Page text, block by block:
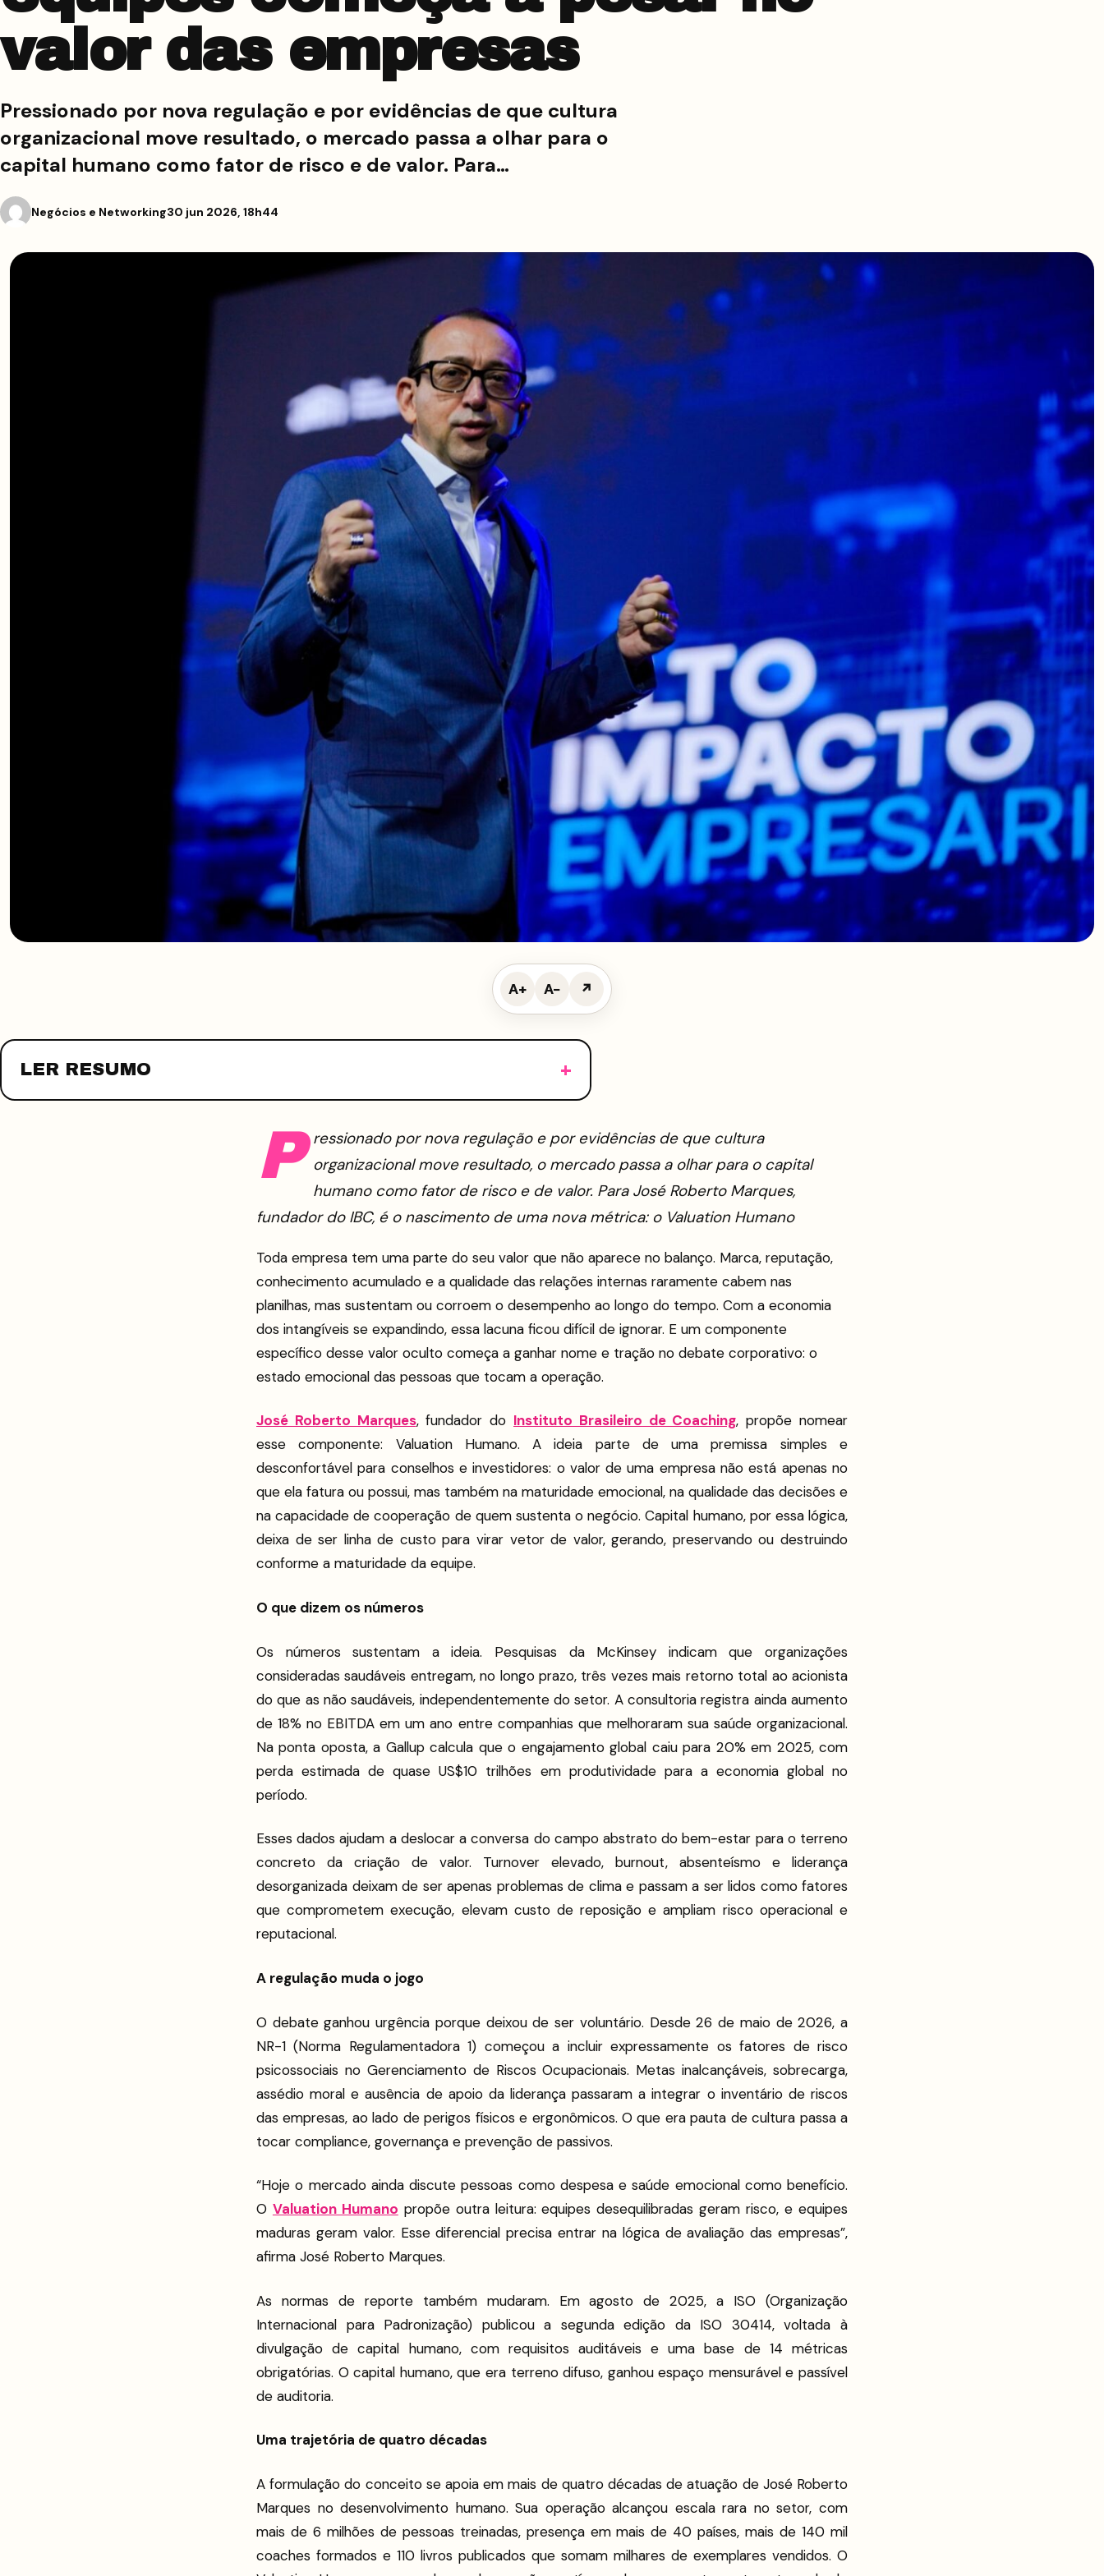
valor das empresas
Pressionado por nova regulação e por evidências de que cultura
organizacional move resultado, o mercado passa a olhar para o
capital humano como fator de risco e de valor. Para…
Negócios e Networking30 jun 2026, 18h44
A+ A− ↗
LER RESUMO
P ressionado por nova regulação e por evidências de que cultura
organizacional move resultado, o mercado passa a olhar para o capital
humano como fator de risco e de valor. Para José Roberto Marques,
fundador do IBC, é o nascimento de uma nova métrica: o Valuation Humano
Toda empresa tem uma parte do seu valor que não aparece no balanço. Marca, reputação,
conhecimento acumulado e a qualidade das relações internas raramente cabem nas
planilhas, mas sustentam ou corroem o desempenho ao longo do tempo. Com a economia
dos intangíveis se expandindo, essa lacuna ficou difícil de ignorar. E um componente
específico desse valor oculto começa a ganhar nome e tração no debate corporativo: o
estado emocional das pessoas que tocam a operação.
José Roberto Marques, fundador do Instituto Brasileiro de Coaching, propõe nomear
esse componente: Valuation Humano. A ideia parte de uma premissa simples e
desconfortável para conselhos e investidores: o valor de uma empresa não está apenas no
que ela fatura ou possui, mas também na maturidade emocional, na qualidade das decisões e
na capacidade de cooperação de quem sustenta o negócio. Capital humano, por essa lógica,
deixa de ser linha de custo para virar vetor de valor, gerando, preservando ou destruindo
conforme a maturidade da equipe.
O que dizem os números
Os números sustentam a ideia. Pesquisas da McKinsey indicam que organizações
consideradas saudáveis entregam, no longo prazo, três vezes mais retorno total ao acionista
do que as não saudáveis, independentemente do setor. A consultoria registra ainda aumento
de 18% no EBITDA em um ano entre companhias que melhoraram sua saúde organizacional.
Na ponta oposta, a Gallup calcula que o engajamento global caiu para 20% em 2025, com
perda estimada de quase US$10 trilhões em produtividade para a economia global no
período.
Esses dados ajudam a deslocar a conversa do campo abstrato do bem-estar para o terreno
concreto da criação de valor. Turnover elevado, burnout, absenteísmo e liderança
desorganizada deixam de ser apenas problemas de clima e passam a ser lidos como fatores
que comprometem execução, elevam custo de reposição e ampliam risco operacional e
reputacional.
A regulação muda o jogo
O debate ganhou urgência porque deixou de ser voluntário. Desde 26 de maio de 2026, a
NR-1 (Norma Regulamentadora 1) começou a incluir expressamente os fatores de risco
psicossociais no Gerenciamento de Riscos Ocupacionais. Metas inalcançáveis, sobrecarga,
assédio moral e ausência de apoio da liderança passaram a integrar o inventário de riscos
das empresas, ao lado de perigos físicos e ergonômicos. O que era pauta de cultura passa a
tocar compliance, governança e prevenção de passivos.
“Hoje o mercado ainda discute pessoas como despesa e saúde emocional como benefício.
O Valuation Humano propõe outra leitura: equipes desequilibradas geram risco, e equipes
maduras geram valor. Esse diferencial precisa entrar na lógica de avaliação das empresas”,
afirma José Roberto Marques.
As normas de reporte também mudaram. Em agosto de 2025, a ISO (Organização
Internacional para Padronização) publicou a segunda edição da ISO 30414, voltada à
divulgação de capital humano, com requisitos auditáveis e uma base de 14 métricas
obrigatórias. O capital humano, que era terreno difuso, ganhou espaço mensurável e passível
de auditoria.
Uma trajetória de quatro décadas
A formulação do conceito se apoia em mais de quatro décadas de atuação de José Roberto
Marques no desenvolvimento humano. Sua operação alcançou escala rara no setor, com
mais de 6 milhões de pessoas treinadas, presença em mais de 40 países, mais de 140 mil
coaches formados e 110 livros publicados que somam milhares de exemplares vendidos. O